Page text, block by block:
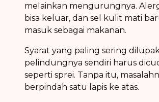
melainkan mengurungnya.
bisa keluar, dan sel kulit mati
masuk sebagai makanan.
Syarat yang paling sering
pelindungnya sendiri harus
seperti sprei. Tanpa itu,
berpindah satu lapis ke atas.